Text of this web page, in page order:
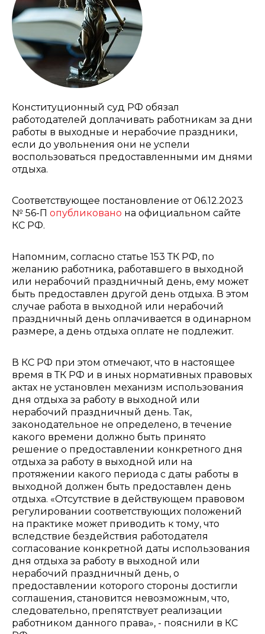
Конституционный суд РФ обязал
работодателей доплачивать работникам за дни
работы в выходные и нерабочие праздники,
если до увольнения они не успели
воспользоваться предоставленными им днями
отдыха.
Соответствующее постановление от 06.12.2023
№ 56-П опубликовано на официальном сайте
КС РФ.
Напомним, согласно статье 153 ТК РФ, по
желанию работника, работавшего в выходной
или нерабочий праздничный день, ему может
быть предоставлен другой день отдыха. В этом
случае работа в выходной или нерабочий
праздничный день оплачивается в одинарном
размере, а день отдыха оплате не подлежит.
В КС РФ при этом отмечают, что в настоящее
время в ТК РФ и в иных нормативных правовых
актах не установлен механизм использования
дня отдыха за работу в выходной или
нерабочий праздничный день. Так,
законодательное не определено, в течение
какого времени должно быть принято
решение о предоставлении конкретного дня
отдыха за работу в выходной или на
протяжении какого периода с даты работы в
выходной должен быть предоставлен день
отдыха. «Отсутствие в действующем правовом
регулировании соответствующих положений
на практике может приводить к тому, что
вследствие бездействия работодателя
согласование конкретной даты использования
дня отдыха за работу в выходной или
нерабочий праздничный день, о
предоставлении которого стороны достигли
соглашения, становится невозможным, что,
следовательно, препятствует реализации
работником данного права», - пояснили в КС